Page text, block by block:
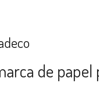
de papel